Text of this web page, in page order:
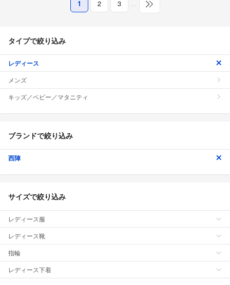
1 2 3 …
タイプで絞り込み
レディース
メンズ
キッズ／ベビー／マタニティ
ブランドで絞り込み
西陣
サイズで絞り込み
レディース服
レディース靴
指輪
レディース下着